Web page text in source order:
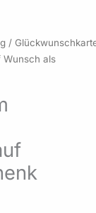
/
Wunsch als